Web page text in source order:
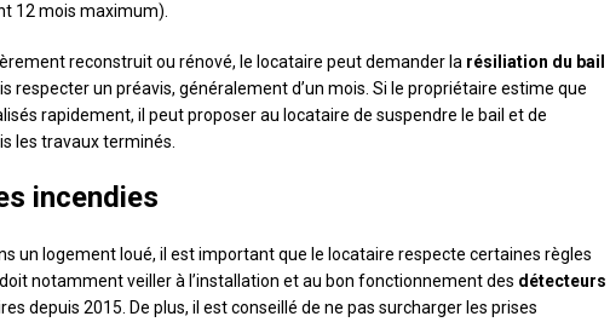
12 mois maximum).
reconstruit ou rénové, le locataire peut demander la résiliation du bail
respecter un préavis, généralement d’un mois. Si le propriétaire estime que
rapidement, il peut proposer au locataire de suspendre le bail et de
les travaux terminés.
incendies
un logement loué, il est important que le locataire respecte certaines règles
notamment veiller à l’installation et au bon fonctionnement des détecteurs
depuis 2015. De plus, il est conseillé de ne pas surcharger les prises